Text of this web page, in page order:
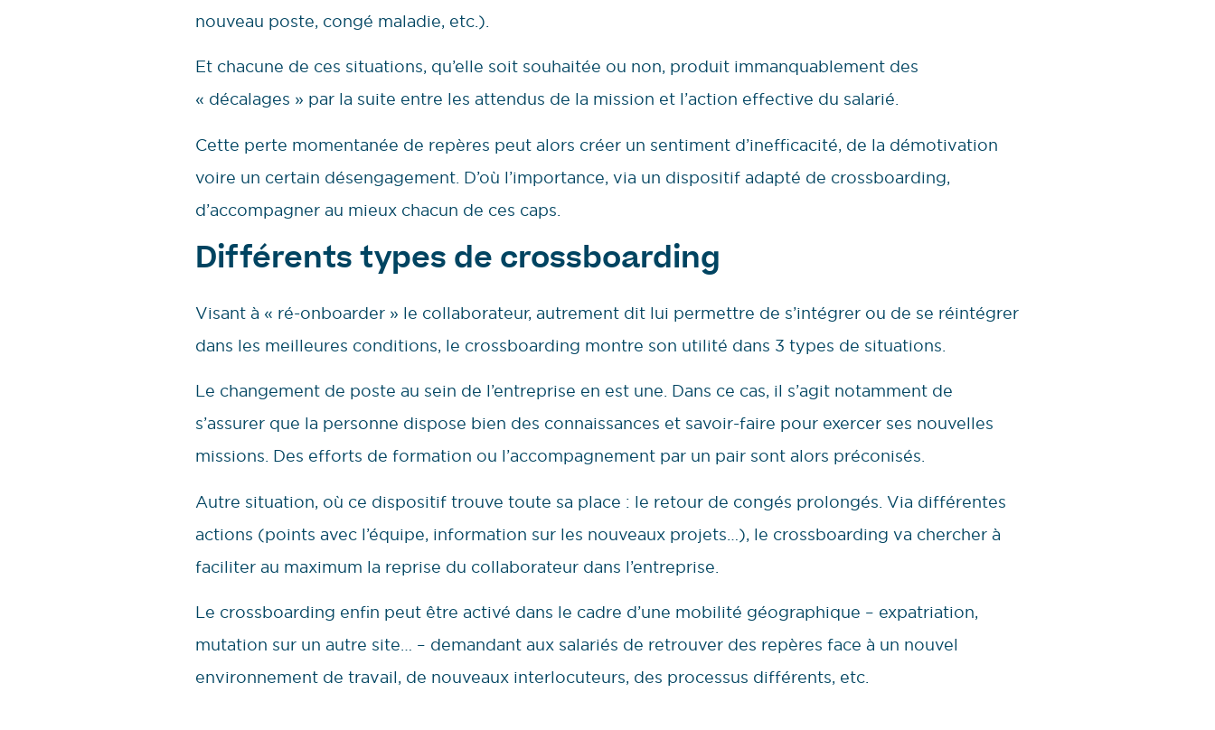
nouveau poste, congé maladie, etc.).
Et chacune de ces situations, qu’elle soit souhaitée ou non, produit immanquablement des
« décalages » par la suite entre les attendus de la mission et l’action effective du salarié.
Cette perte momentanée de repères peut alors créer un sentiment d’inefficacité, de la démotivation
voire un certain désengagement. D’où l’importance, via un dispositif adapté de crossboarding,
d’accompagner au mieux chacun de ces caps.
Différents types de crossboarding
Visant à « ré-onboarder » le collaborateur, autrement dit lui permettre de s’intégrer ou de se réintégrer
dans les meilleures conditions, le crossboarding montre son utilité dans 3 types de situations.
Le changement de poste au sein de l’entreprise en est une. Dans ce cas, il s’agit notamment de
s’assurer que la personne dispose bien des connaissances et savoir-faire pour exercer ses nouvelles
missions. Des efforts de formation ou l’accompagnement par un pair sont alors préconisés.
Autre situation, où ce dispositif trouve toute sa place : le retour de congés prolongés. Via différentes
actions (points avec l’équipe, information sur les nouveaux projets…), le crossboarding va chercher à
faciliter au maximum la reprise du collaborateur dans l’entreprise.
Le crossboarding enfin peut être activé dans le cadre d’une mobilité géographique – expatriation,
mutation sur un autre site… – demandant aux salariés de retrouver des repères face à un nouvel
environnement de travail, de nouveaux interlocuteurs, des processus différents, etc.